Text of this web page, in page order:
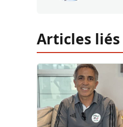
Articles liés